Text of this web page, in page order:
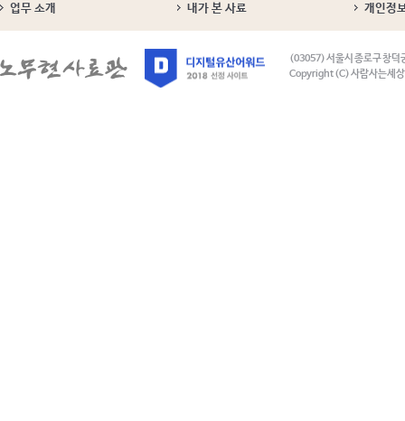
업무 소개
내가 본 사료 개인정
(03057) 서울시 종로구 창덕
Copyright (C) 사람사는세